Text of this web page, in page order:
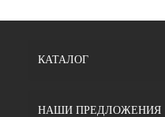
КАТАЛОГ
НАШИ ПРЕДЛОЖЕНИЯ